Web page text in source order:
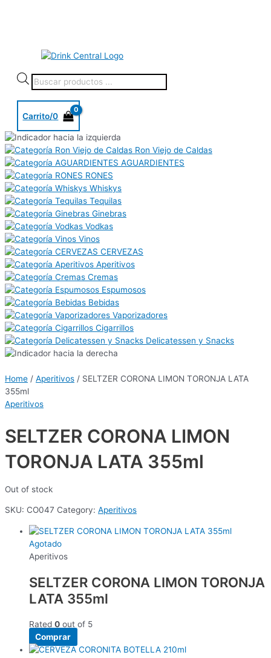
Carrito/0
Ron Viejo de Caldas
AGUARDIENTES
RONES
Whiskys
Tequilas
Ginebras
Vodkas
Vinos
CERVEZAS
Aperitivos
Cremas
Espumosos
Bebidas
Vaporizadores
Cigarrillos
Delicatessen y Snacks
Home / Aperitivos / SELTZER CORONA LIMON TORONJA LATA
355ml
Aperitivos
SELTZER CORONA LIMON
TORONJA LATA 355ml
Out of stock
SKU: CO047 Category: Aperitivos
Agotado
Aperitivos
SELTZER CORONA LIMON TORONJA
LATA 355ml
Rated 0 out of 5
Comprar